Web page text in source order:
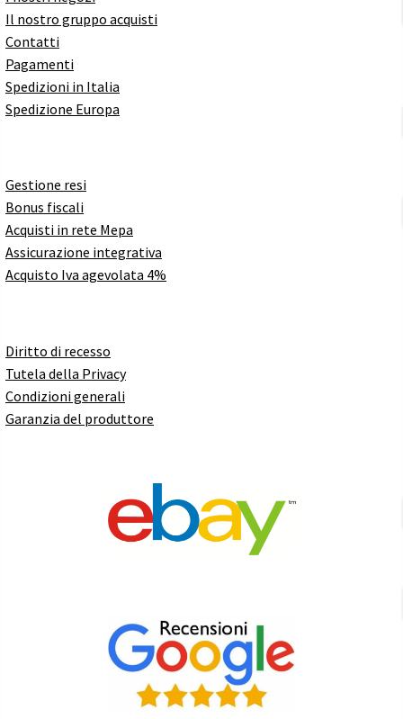
Il nostro gruppo acquisti
Contatti
Pagamenti
Spedizioni in Italia
Spedizione Europa
Gestione resi
Bonus fiscali
Acquisti in rete Mepa
Assicurazione integrativa
Acquisto Iva agevolata 4%
Diritto di recesso
Tutela della Privacy
Condizioni generali
Garanzia del produttore